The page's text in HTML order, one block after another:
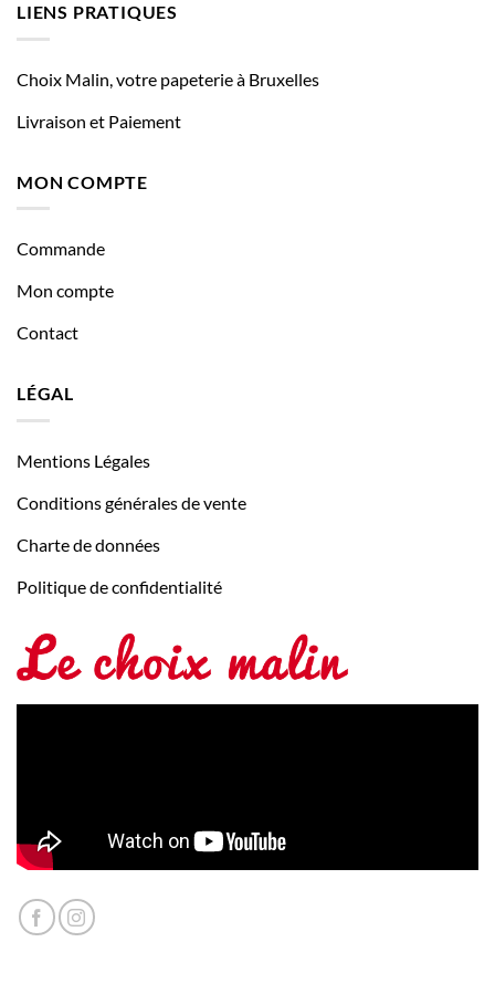
LIENS PRATIQUES
Choix Malin, votre papeterie à Bruxelles
Livraison et Paiement
MON COMPTE
Commande
Mon compte
Contact
LÉGAL
Mentions Légales
Conditions générales de vente
Charte de données
Politique de confidentialité